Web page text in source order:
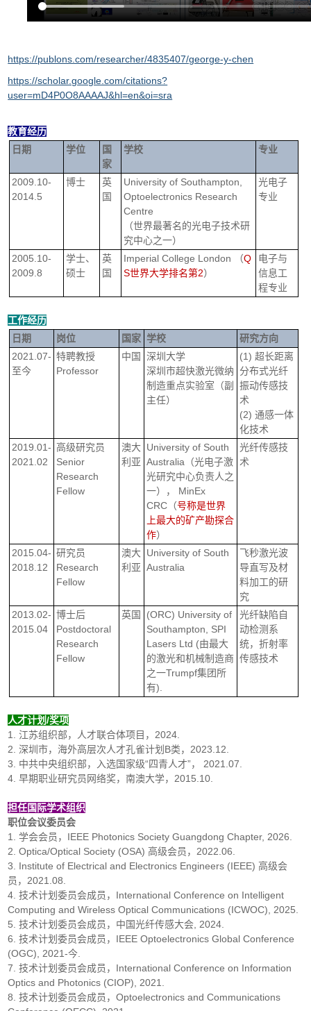
https://publons.com/researcher/4835407/george-y-chen
https://scholar.google.com/citations?
user=mD4P0O8AAAAJ&hl=en&oi=sra
教育经历
日期
学位
国
家
学校 专业
2009.10-
2014.5
博士
英
国
University of Southampton,
Optoelectronics Research
Centre
（世界最著名的光电子技术研
究中心之一）
光电子
专业
2005.10-
2009.8
学士、
硕士
英
国
Imperial College London （Q
S世界大学排名第2）
电子与
信息工
程专业
工作经历
日期
岗位 国家 学校
研究方向
2021.07-
至今
特聘教授
Professor
中国
深圳大学
深圳市超快激光微纳
制造重点实验室（副
主任）
(1)超长距离
分布式光纤
振动传感技
术
(2) 通感一体
化技术
2019.01-
2021.02
高级研究员
Senior
Research
Fellow
澳大
利亚
University of South
Australia（光电子激
光研究中心负责人之
一）， MinEx
CRC（号称是世界
上最大的矿产勘探合
作）
光纤传感技
术
2015.04-
2018.12
研究员
Research
Fellow
澳大
利亚
University of South
Australia
飞秒激光波
导直写及材
料加工的研
究
2013.02-
2015.04
博士后
Postdoctoral
Research
Fellow
英国
(ORC) University of
Southampton, SPI
Lasers Ltd (由最大
的激光和机械制造商
之一Trumpf集团所
有).
光纤缺陷自
动检测系
统，折射率
传感技术
人才计划/奖项
1. 江苏组织部，人才联合体项目，2024.
2. 深圳市，海外高层次人才孔雀计划B类，2023.12.
3. 中共中央组织部，入选国家级“四青人才”， 2021.07.
4. 早期职业研究员网络奖，南澳大学，2015.10.
担任国际学术组织
职位会议委员会
1. 学会会员，IEEE Photonics Society Guangdong Chapter, 2026.
2. Optica/Optical Society (OSA) 高级会员，2022.06.
3. Institute of Electrical and Electronics Engineers (IEEE) 高级会
员，2021.08.
4. 技术计划委员会成员，International Conference on Intelligent
Computing and Wireless Optical Communications (ICWOC), 2025.
5. 技术计划委员会成员，中国光纤传感大会, 2024.
6. 技术计划委员会成员，IEEE Optoelectronics Global Conference
(OGC), 2021-今.
7. 技术计划委员会成员，International Conference on Information
Optics and Photonics (CIOP), 2021.
8. 技术计划委员会成员，Optoelectronics and Communications